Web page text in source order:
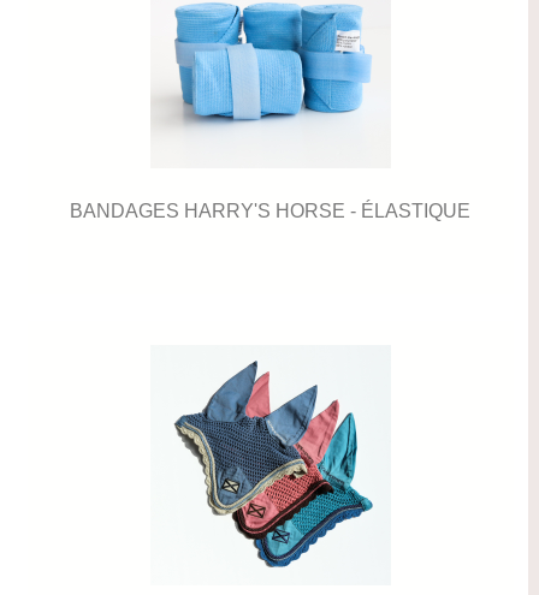
BANDAGES HARRY'S HORSE - ÉLASTIQUE